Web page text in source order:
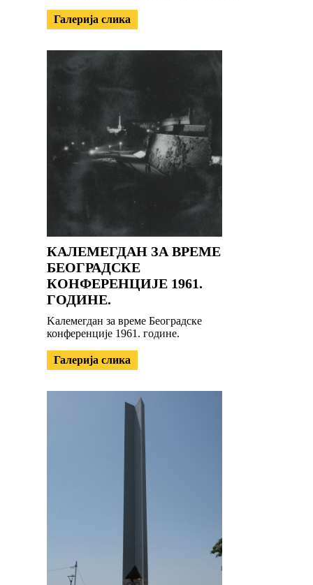
Галерија слика
КАЛЕМЕГДАН ЗА ВРЕМЕ
БЕОГРАДСКЕ
КОНФЕРЕНЦИЈЕ 1961.
ГОДИНЕ.
Kалемегдан за време Београдске
конференције 1961. године.
Галерија слика